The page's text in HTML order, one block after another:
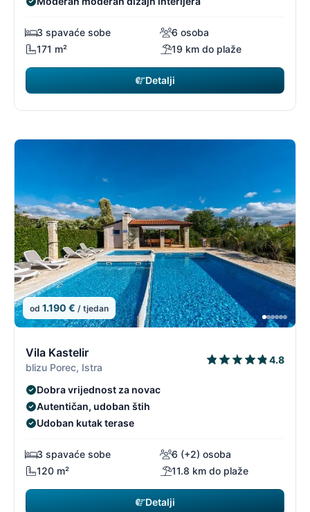
3 spavaće sobe
6 osoba
171 m²
19 km do plaže
Detalji
od 1.190 € / tjedan
Vila Kastelir
blizu Porec, Istra
4.8
Dobra vrijednost za novac
Autentičan, udoban štih
Udoban kutak terase
3 spavaće sobe
6 (+2) osoba
120 m²
11.8 km do plaže
Detalji